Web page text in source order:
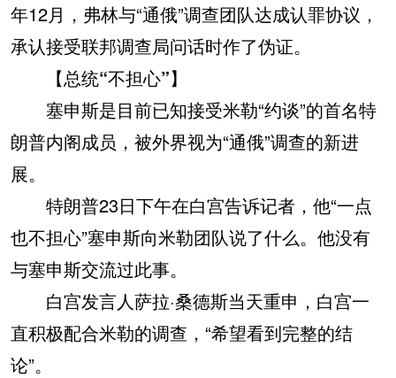
年12月，弗林与“通俄”调查团队达成认罪协议，
承认接受联邦调查局问话时作了伪证。
【总统“不担心”】
塞申斯是目前已知接受米勒“约谈”的首名特
朗普内阁成员，被外界视为“通俄”调查的新进
展。
特朗普23日下午在白宫告诉记者，他“一点
也不担心”塞申斯向米勒团队说了什么。他没有
与塞申斯交流过此事。
白宫发言人萨拉·桑德斯当天重申，白宫一
直积极配合米勒的调查，“希望看到完整的结
论”。